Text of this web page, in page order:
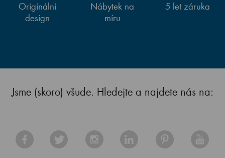
Originální
design
Nábytek na
míru
5 let záruka
Jsme (skoro) všude. Hledejte a najdete nás na: